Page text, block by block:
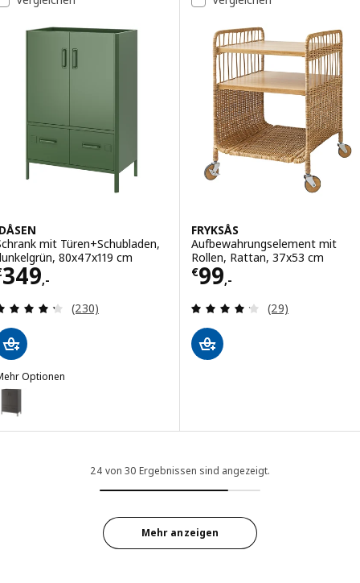
mit Türen+Schubladen,
80x47x119 cm
349,-€ 349,-
Überprüfung: 4.3 aus 5 sterne. Bewertungen
(230)
Optionen
IDÅSEN, Schrank mit Türen+Schubladen, dunkelgrau,
IDÅSEN, Schrank mit Türen+Schubladen, beige, 80x47x119 cm
FRYKSÅS
Aufbewahrungselement mit
Rollen, Rattan, 37x53 cm
€99,-
Preis € 99,-
Überprüfung:
(29)
24 von 30 Ergebnissen sind angezeigt.
Mehr anzeigen